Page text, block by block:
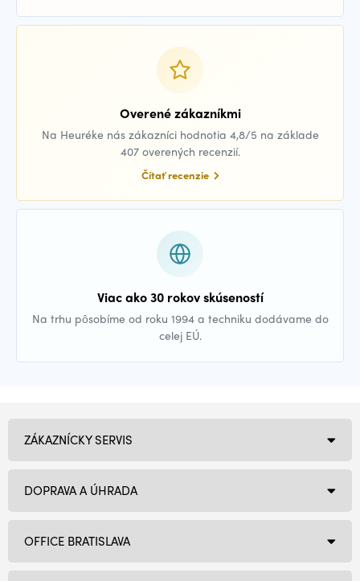
Overené zákazníkmi
Na Heuréke nás zákazníci hodnotia 4,8/5 na základe
407 overených recenzií.
Čítať recenzie
Viac ako 30 rokov skúseností
Na trhu pôsobíme od roku 1994 a techniku dodávame do
celej EÚ.
OFFICE BRATISLAVA
ZÁKAZNÍCKY SERVIS
DOPRAVA A ÚHRADA